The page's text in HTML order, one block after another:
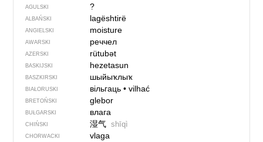
AGULSKI ?
ALBAŃSKI lagështirë
ANGIELSKI moisture
AWARSKI реччел
AZERSKI rütubət
BASKIJSKI hezetasun
BASZKIRSKI шыйыҡлыҡ
BIAŁORUSKI вільгаць• vilhać
BRETOŃSKI glebor
BUŁGARSKI влага
CHIŃSKI 湿气 shīqì
CHORWACKI vlaga